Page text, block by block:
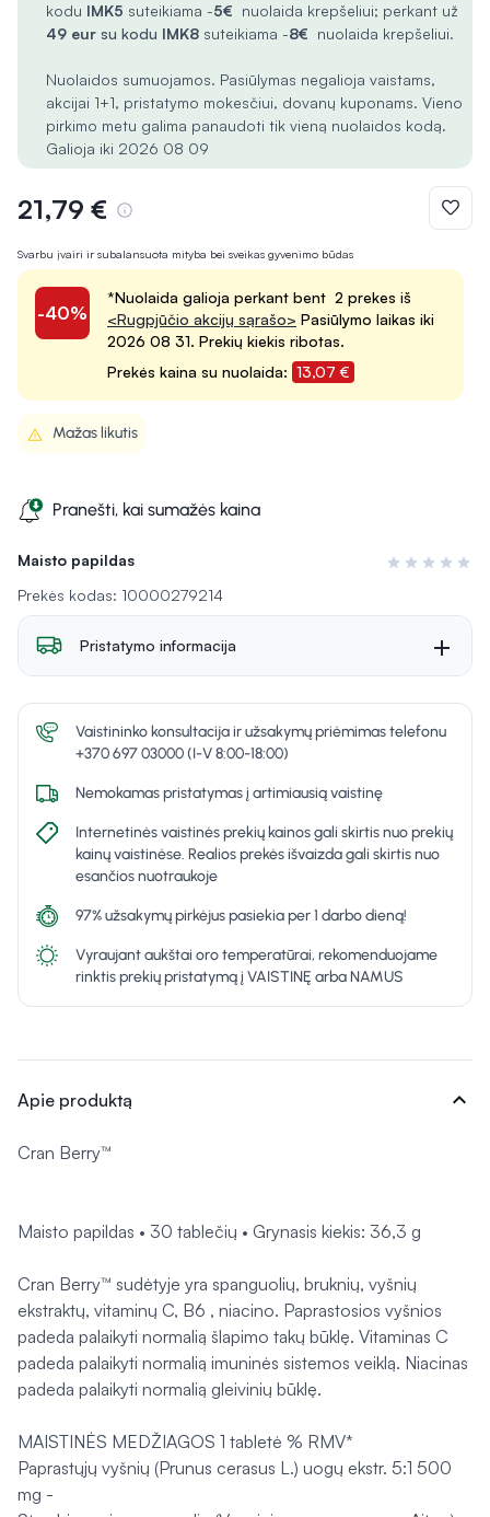
Maisto papildas
Įvertinimas 0
Prekės kodas: 10000279214
Svarbu įvairi ir subalansuota mityba bei sveikas gyvenimo būdas
-40%
*Nuolaida galioja perkant bent 2 prekes iš
<Rugpjūčio akcijų sąrašo> Pasiūlymo laikas iki
2026 08 31. Prekių kiekis ribotas.
Prekės kaina su nuolaida: 13,07 €
Mažas likutis
kodu IMK5 suteikiama -5€ nuolaida krepšeliui; perkant už
49 eur su kodu IMK8 suteikiama -8€ nuolaida krepšeliui.
Nuolaidos sumuojamos. Pasiūlymas negalioja vaistams,
akcijai 1+1, pristatymo mokesčiui, dovanų kuponams. Vieno
pirkimo metu galima panaudoti tik vieną nuolaidos kodą.
Galioja iki 2026 08 09
21,79 €
Pranešti, kai sumažės kaina
Pristatymo informacija
Vaistininko konsultacija ir užsakymų priėmimas telefonu
+370 697 03000 (I-V 8:00-18:00)
Nemokamas pristatymas į artimiausią vaistinę
Internetinės vaistinės prekių kainos gali skirtis nuo prekių
kainų vaistinėse. Realios prekės išvaizda gali skirtis nuo
esančios nuotraukoje
97% užsakymų pirkėjus pasiekia per 1 darbo dieną!
Vyraujant aukštai oro temperatūrai, rekomenduojame
rinktis prekių pristatymą į VAISTINĘ arba NAMUS
Apie produktą expand_more
Cran Berry™
Maisto papildas • 30 tablečių • Grynasis kiekis: 36,3 g
Cran Berry™ sudėtyje yra spanguolių, bruknių, vyšnių
ekstraktų, vitaminų C, B6 , niacino. Paprastosios vyšnios
padeda palaikyti normalią šlapimo takų būklę. Vitaminas C
padeda palaikyti normalią imuninės sistemos veiklą. Niacinas
padeda palaikyti normalią gleivinių būklę.
MAISTINĖS MEDŽIAGOS 1 tabletė % RMV*
Paprastųjų vyšnių (Prunus cerasus L.) uogų ekstr. 5:1 500
mg -